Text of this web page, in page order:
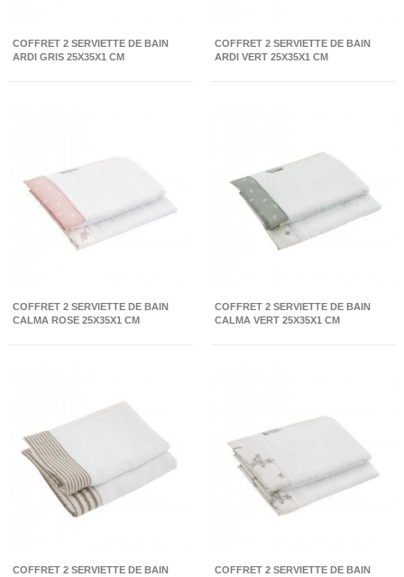
COFFRET 2 SERVIETTE DE BAIN
ARDI GRIS 25X35X1 CM
COFFRET 2 SERVIETTE DE BAIN
ARDI VERT 25X35X1 CM
COFFRET 2 SERVIETTE DE BAIN
CALMA ROSE 25X35X1 CM
COFFRET 2 SERVIETTE DE BAIN
CALMA VERT 25X35X1 CM
COFFRET 2 SERVIETTE DE BAIN
COFFRET 2 SERVIETTE DE BAIN